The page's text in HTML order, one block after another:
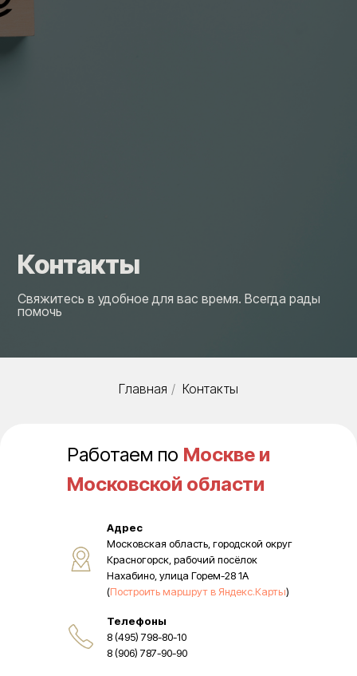
Свяжитесь в удобное для вас время. Всегда рады
помочь
Контакты
Главная / Контакты
Работаем по Москве и
Московской области
Адрес
Московская область, городской округ
Красногорск, рабочий посёлок
Нахабино, улица Горем-28 1А
(Построить маршрут в Яндекс.Карты)
Телефоны
8 (495) 798-80-10
8 (906) 787-90-90